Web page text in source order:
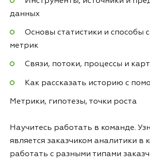
данных
Основы статистики и способы
метрик
Связи, потоки, процессы и
Как рассказать историю с
Метрики, гипотезы, точки роста
Научитесь работать в команде.
является заказчиком аналитики в
работать с разными типами